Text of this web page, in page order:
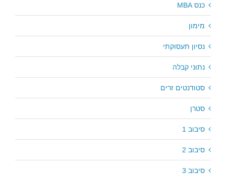
כנס MBA
מימון
נסיון תעסוקתי
נתוני קבלה
סטודנטים זרים
סטרן
סיבוב 1
סיבוב 2
סיבוב 3